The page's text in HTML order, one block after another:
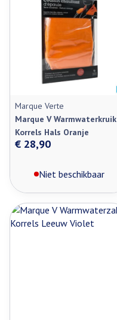
Marque Verte
Marque V Warmwaterkruik
Korrels Hals Oranje
€ 28,90
Niet beschikbaar